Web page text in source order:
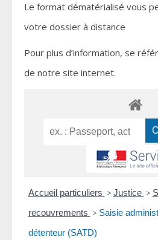
Le format dématérialisé vous
votre dossier à distance
Pour plus d’information, se
de notre site internet.
Accueil particuliers > Justice >
recouvrements > Saisie
détenteur (SATD)